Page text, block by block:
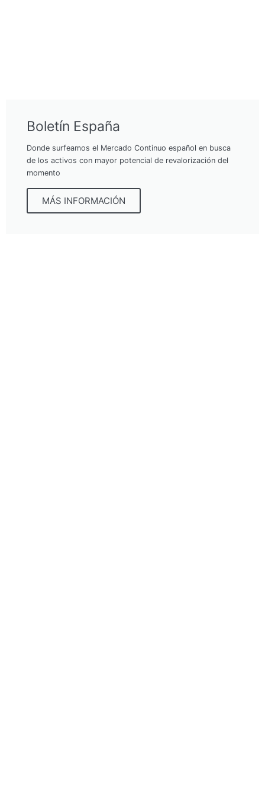
Boletín España
Donde surfeamos el Mercado Continuo español en busca
de los activos con mayor potencial de revalorización del
momento
MÁS INFORMACIÓN